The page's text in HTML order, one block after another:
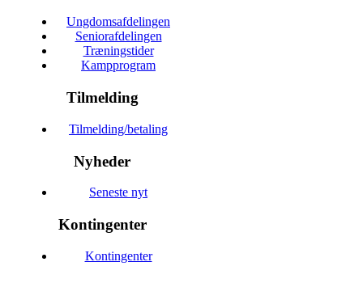
Ungdomsafdelingen
Seniorafdelingen
Træningstider
Kampprogram
Tilmelding
Tilmelding/betaling
Nyheder
Seneste nyt
Kontingenter
Kontingenter